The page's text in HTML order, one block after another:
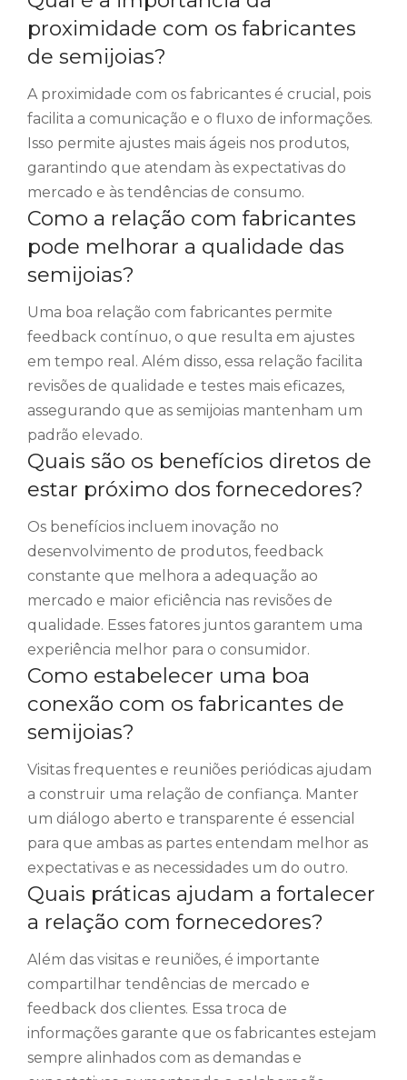
proximidade com os fabricantes
de semijoias?
A proximidade com os fabricantes é crucial, pois
facilita a comunicação e o fluxo de informações.
Isso permite ajustes mais ágeis nos produtos,
garantindo que atendam às expectativas do
mercado e às tendências de consumo.
Como a relação com fabricantes
pode melhorar a qualidade das
semijoias?
Uma boa relação com fabricantes permite
feedback contínuo, o que resulta em ajustes
em tempo real. Além disso, essa relação facilita
revisões de qualidade e testes mais eficazes,
assegurando que as semijoias mantenham um
padrão elevado.
Quais são os benefícios diretos de
estar próximo dos fornecedores?
Os benefícios incluem inovação no
desenvolvimento de produtos, feedback
constante que melhora a adequação ao
mercado e maior eficiência nas revisões de
qualidade. Esses fatores juntos garantem uma
experiência melhor para o consumidor.
Como estabelecer uma boa
conexão com os fabricantes de
semijoias?
Visitas frequentes e reuniões periódicas ajudam
a construir uma relação de confiança. Manter
um diálogo aberto e transparente é essencial
para que ambas as partes entendam melhor as
expectativas e as necessidades um do outro.
Quais práticas ajudam a fortalecer
a relação com fornecedores?
Além das visitas e reuniões, é importante
compartilhar tendências de mercado e
feedback dos clientes. Essa troca de
informações garante que os fabricantes estejam
sempre alinhados com as demandas e